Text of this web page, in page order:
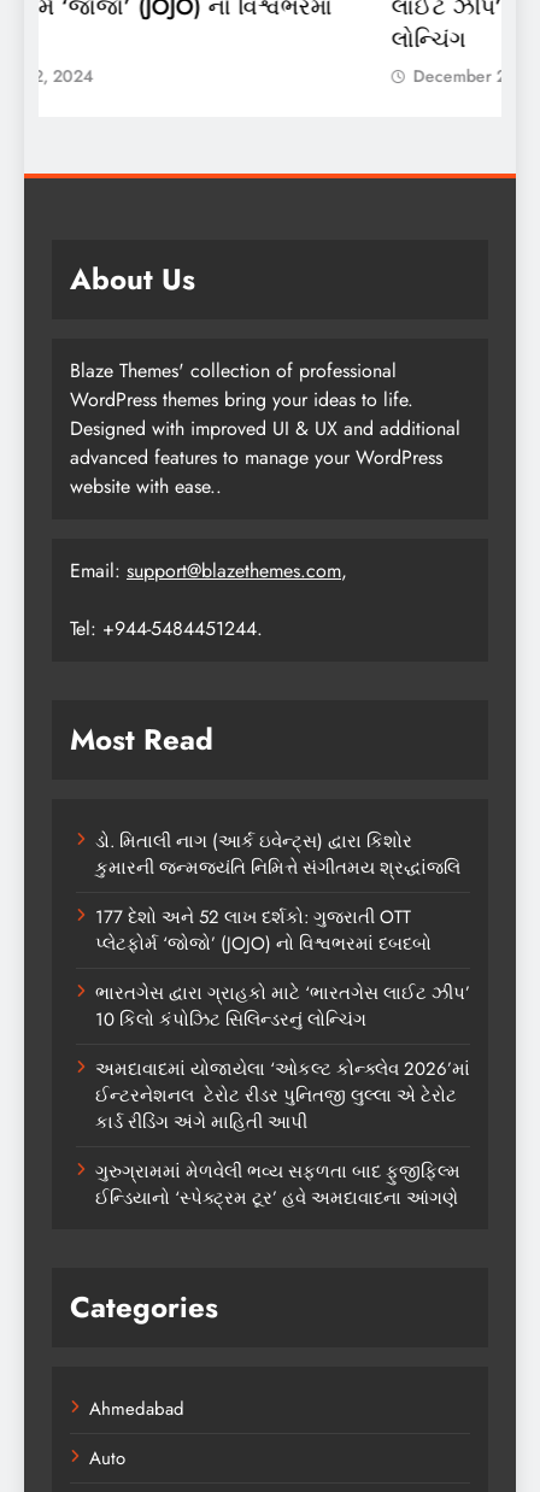
December 2, 2024
About Us
Blaze Themes' collection of professional
WordPress themes bring your ideas to life.
Designed with improved UI & UX and additional
advanced features to manage your WordPress
website with ease..
Email: support@blazethemes.com,
Tel: +944-5484451244.
Most Read
ડો. મિતાલી નાગ (આર્ક ઇવેન્ટ્સ) દ્વારા કિશોર
કુમારની જન્મજયંતિ નિમિત્તે સંગીતમય શ્રદ્ધાંજલિ
177 દેશો અને 52 લાખ દર્શકો: ગુજરાતી OTT
પ્લેટફોર્મ ‘જોજો’ (JOJO) નો વિશ્વભરમાં દબદબો
ભારતગેસ દ્વારા ગ્રાહકો માટે ‘ભારતગેસ લાઈટ ઝીપ’
10 કિલો કંપોઝિટ સિલિન્ડરનું લોન્ચિંગ
અમદાવાદમાં યોજાયેલા ‘ઓકલ્ટ કોન્ક્લેવ 2026’માં
ઈન્ટરનેશનલ ટેરોટ રીડર પુનિતજી લુલ્લા એ ટેરોટ
કાર્ડ રીડિંગ અંગે માહિતી આપી
ગુરુગ્રામમાં મેળવેલી ભવ્ય સફળતા બાદ ફુજીફિલ્મ
ઈન્ડિયાનો ‘સ્પેક્ટ્રમ ટૂર’ હવે અમદાવાદના આંગણે
Categories
Ahmedabad
Auto